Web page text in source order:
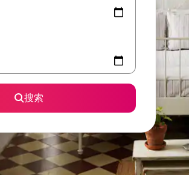
搜索